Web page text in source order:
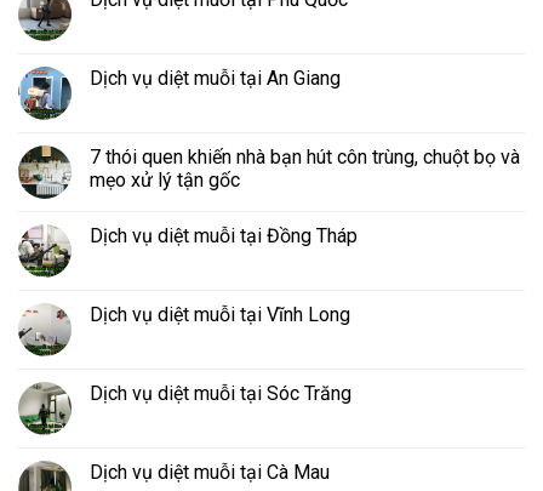
Dịch vụ diệt muỗi tại An Giang
7 thói quen khiến nhà bạn hút côn trùng, chuột bọ và
mẹo xử lý tận gốc
Dịch vụ diệt muỗi tại Đồng Tháp
Dịch vụ diệt muỗi tại Vĩnh Long
Dịch vụ diệt muỗi tại Sóc Trăng
Dịch vụ diệt muỗi tại Cà Mau